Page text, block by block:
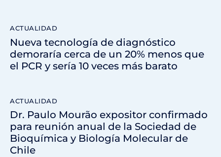
ACTUALIDAD
Nueva tecnología de diagnóstico
demoraría cerca de un 20% menos que
el PCR y sería 10 veces más barato
ACTUALIDAD
Dr. Paulo Mourão expositor confirmado
para reunión anual de la Sociedad de
Bioquímica y Biología Molecular de
Chile